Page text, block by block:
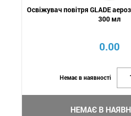
Освіжувач повітря GLADE
300 мл
0.00
Немає в наявності
НЕМАЄ В